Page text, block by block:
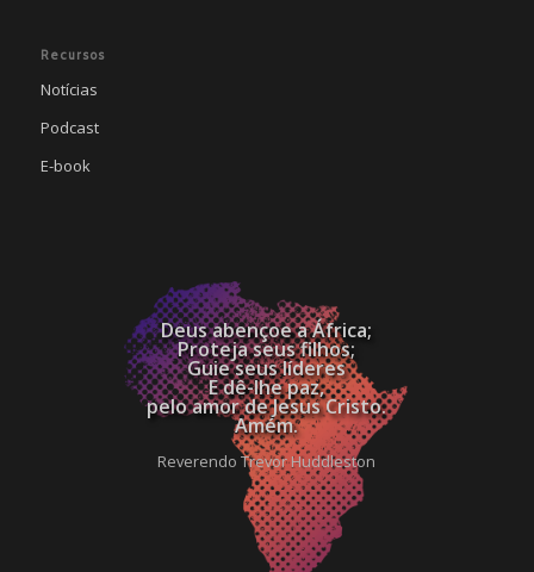
Recursos
Notícias
Podcast
E-book
Deus abençoe a África;
Proteja seus filhos;
Guie seus líderes
E dê-lhe paz,
pelo amor de Jesus Cristo.
Amém.
Reverendo Trevor Huddleston